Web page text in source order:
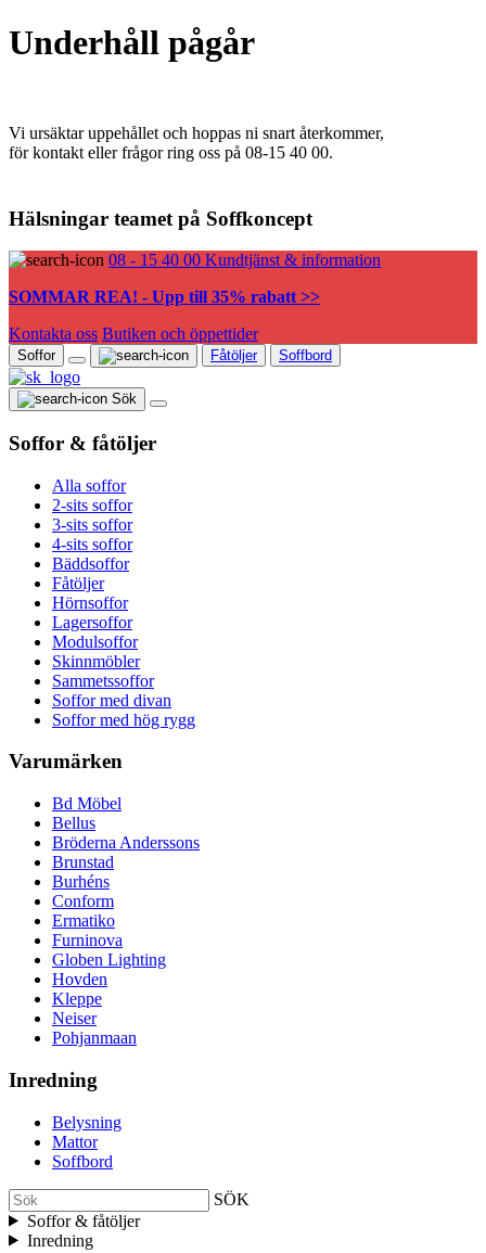
Underhåll pågår
Vi ursäktar uppehållet och hoppas ni snart återkommer,
för kontakt eller frågor ring oss på 08-15 40 00.
Hälsningar teamet på Soffkoncept
08 - 15 40 00 Kundtjänst & information
SOMMAR REA! - Upp till 35% rabatt >>
Kontakta oss Butiken och öppettider
Soffor Fåtöljer Soffbord
Sök
Soffor & fåtöljer
Alla soffor
2-sits soffor
3-sits soffor
4-sits soffor
Bäddsoffor
Fåtöljer
Hörnsoffor
Lagersoffor
Modulsoffor
Skinnmöbler
Sammetssoffor
Soffor med divan
Soffor med hög rygg
Varumärken
Bd Möbel
Bellus
Bröderna Anderssons
Brunstad
Burhéns
Conform
Ermatiko
Furninova
Globen Lighting
Hovden
Kleppe
Neiser
Pohjanmaan
Inredning
Belysning
Mattor
Soffbord
SÖK
Soffor & fåtöljer
Inredning